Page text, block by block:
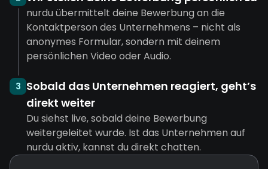
nurdu übermittelt deine Bewerbung an die
Kontaktperson des Unternehmens – nicht als
anonymes Formular, sondern mit deinem
persönlichen Video oder Audio.
3 Sobald das Unternehmen reagiert, geht’s
direkt weiter
Du siehst live, sobald deine Bewerbung
weitergeleitet wurde. Ist das Unternehmen auf
nurdu aktiv, kannst du direkt chatten.